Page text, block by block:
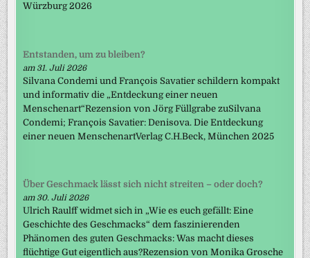
Würzburg 2026
Entstanden, um zu bleiben?
am 31. Juli 2026
Silvana Condemi und François Savatier schildern kompakt
und informativ die „Entdeckung einer neuen
Menschenart“Rezension von Jörg Füllgrabe zuSilvana
Condemi; François Savatier: Denisova. Die Entdeckung
einer neuen MenschenartVerlag C.H.Beck, München 2025
Über Geschmack lässt sich nicht streiten – oder doch?
am 30. Juli 2026
Ulrich Raulff widmet sich in „Wie es euch gefällt: Eine
Geschichte des Geschmacks“ dem faszinierenden
Phänomen des guten Geschmacks: Was macht dieses
flüchtige Gut eigentlich aus?Rezension von Monika Grosche